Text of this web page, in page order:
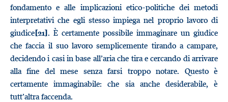
fondamento e alle implicazioni etico-politiche dei metodi
interpretativi che egli stesso impiega nel proprio lavoro di
giudice[21]. È certamente possibile immaginare un giudice
che faccia il suo lavoro semplicemente tirando a campare,
decidendo i casi in base all’aria che tira e cercando di arrivare
alla fine del mese senza farsi troppo notare. Questo è
certamente immaginabile: che sia anche desiderabile, è
tutt’altra faccenda.